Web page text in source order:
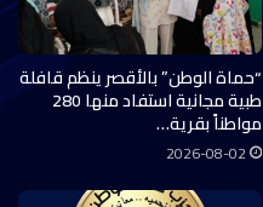
“حماة الوطن” بالأقصر ينظم قافلة
طبية مجانية استفاد منها 280
مواطناً بقرية…
2026-08-02